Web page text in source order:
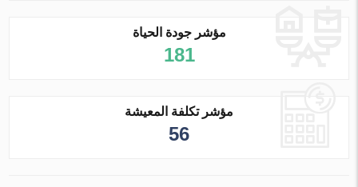
مؤشر جودة الحياة
181
مؤشر تكلفة المعيشة
56